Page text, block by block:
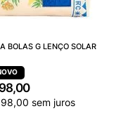
BOLAS G LENÇO SOLAR
98,00
98,00 sem juros